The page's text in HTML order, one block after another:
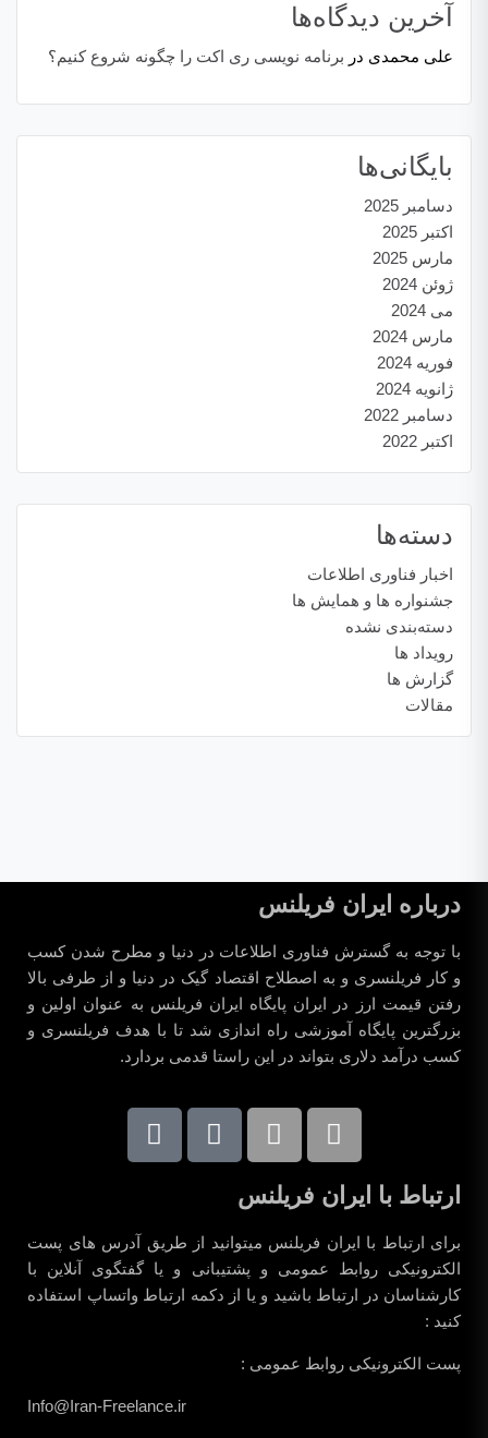
آخرین دیدگاه‌ها
علی محمدی در برنامه نویسی ری اکت را چگونه شروع کنیم؟
بایگانی‌ها
دسامبر 2025
اکتبر 2025
مارس 2025
ژوئن 2024
می 2024
مارس 2024
فوریه 2024
ژانویه 2024
دسامبر 2022
اکتبر 2022
دسته‌ها
اخبار فناوری اطلاعات
جشنواره ها و همایش ها
دسته‌بندی نشده
رویداد ها
گزارش ها
مقالات
درباره ایران فریلنس
با توجه به گسترش فناوری اطلاعات در دنیا و مطرح شدن کسب
و کار فریلنسری و به اصطلاح اقتصاد گیک در دنیا و از طرفی بالا
رفتن قیمت ارز در ایران پایگاه ایران فریلنس به عنوان اولین و
بزرگترین پایگاه آموزشی راه اندازی شد تا با هدف فریلنسری و
کسب درآمد دلاری بتواند در این راستا قدمی بردارد.
ارتباط با ایران فریلنس
برای ارتباط با ایران فریلنس میتوانید از طریق آدرس های پست
الکترونیکی روابط عمومی و پشتیبانی و یا گفتگوی آنلاین با
کارشناسان در ارتباط باشید و یا از دکمه ارتباط واتساپ استفاده
کنید :
پست الکترونیکی روابط عمومی :
Info@Iran-Freelance.ir